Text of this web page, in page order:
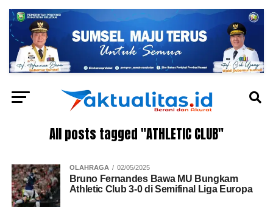
All posts tagged "ATHLETIC CLUB"
OLAHRAGA 02/05/2025
Bruno Fernandes Bawa MU Bungkam
Athletic Club 3-0 di Semifinal Liga Europa